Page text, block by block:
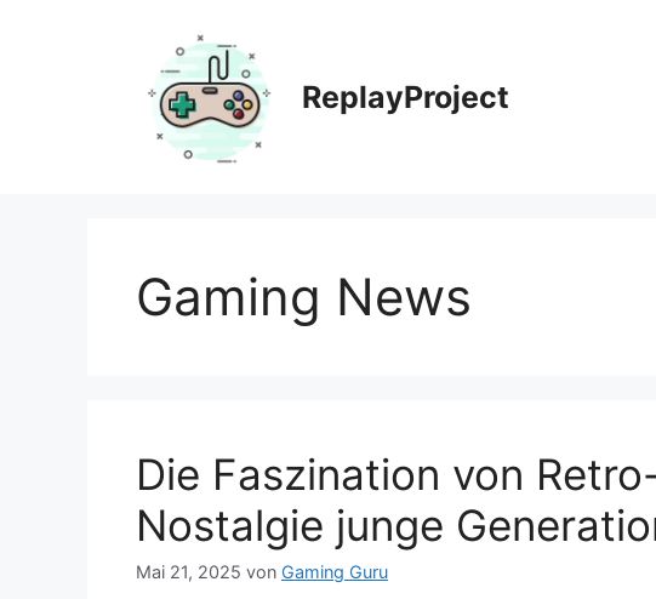
ReplayProject
Gaming News
Die Faszination von
Nostalgie junge
Mai 21, 2025 von Gaming Guru